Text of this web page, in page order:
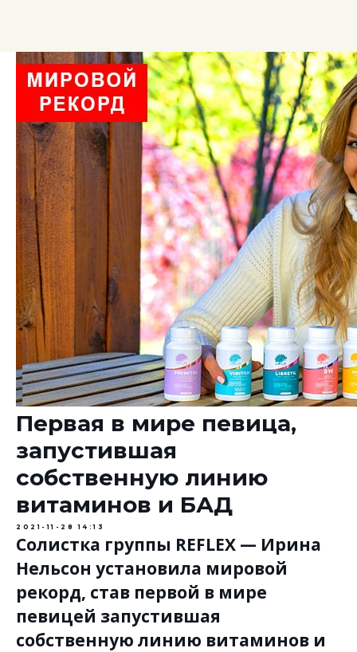
Первая в мире певица,
запустившая
собственную линию
витаминов и БАД
2021-11-28 14:13
Солистка группы REFLEX — Ирина
Нельсон установила мировой
рекорд, став первой в мире
певицей запустившая
собственную линию витаминов и